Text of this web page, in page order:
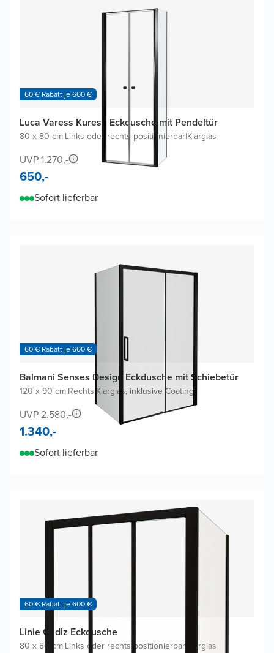
60 € Rabatt je 600 €
Luca Varess Kuresa Eckdusche mit Pendeltür
80 x 80 cm|Links oder rechts positionierbar|Klarglas
UVP 1.270,-
650,-
Sofort lieferbar
60 € Rabatt je 600 €
Balmani Senses Design Eckdusche mit Schiebetür
120 x 90 cm|Rechts|Klarglas, inklusive Coating
UVP 2.580,-
1.340,-
Sofort lieferbar
60 € Rabatt je 600 €
Linie Cadiz Eckdusche
80 x 80 cm|Links oder rechts positionierbar Klarglas